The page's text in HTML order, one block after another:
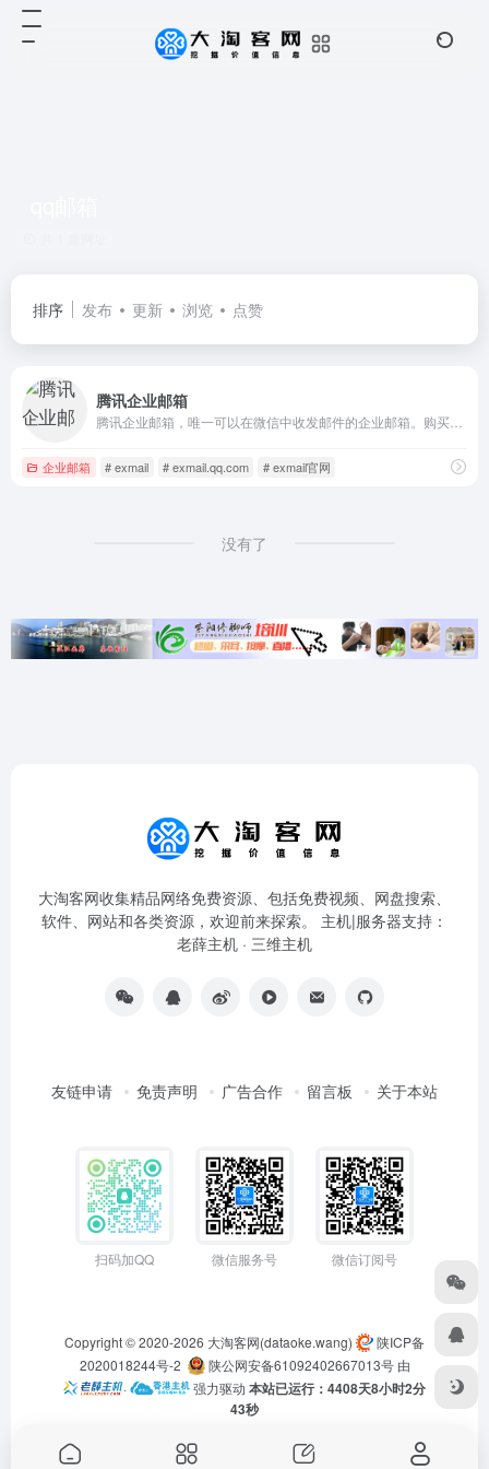
排序 发布 更新 浏览 点赞
腾讯企业邮箱
企业邮箱 # exmail # exmail.qq.com # exmail官网
没有了
大淘客网收集精品网络免费资源、包括免费视频、网盘搜索、
软件、网站和各类资源，欢迎前来探索。 主机|服务器支持：
老薛主机 · 三维主机
友链申请 免责声明 广告合作 留言板 关于本站
扫码加QQ 微信服务号 微信订阅号
Copyright © 2020-2026 大淘客网(dataoke.wang)
陕ICP备
2020018244号-2
陕公网安备61092402667013号由
·
强力驱动 本站已运行：4408天8小时2分
43秒